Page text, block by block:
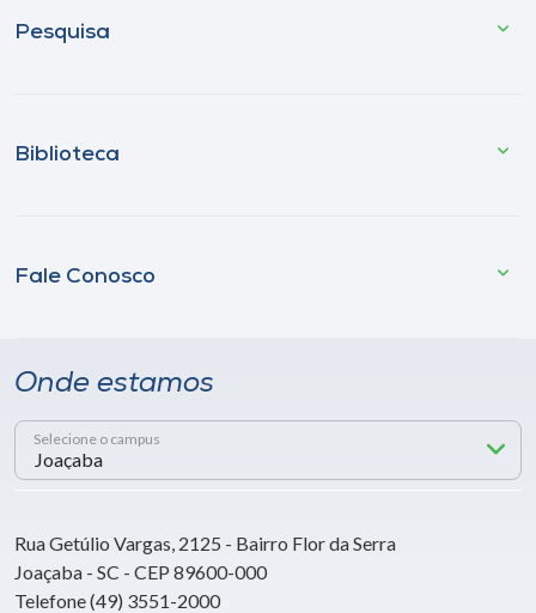
Pesquisa
Biblioteca
Fale Conosco
Onde estamos
Selecione o campus
Rua Getúlio Vargas, 2125 - Bairro Flor da Serra
Joaçaba - SC - CEP 89600-000
Telefone (49) 3551-2000